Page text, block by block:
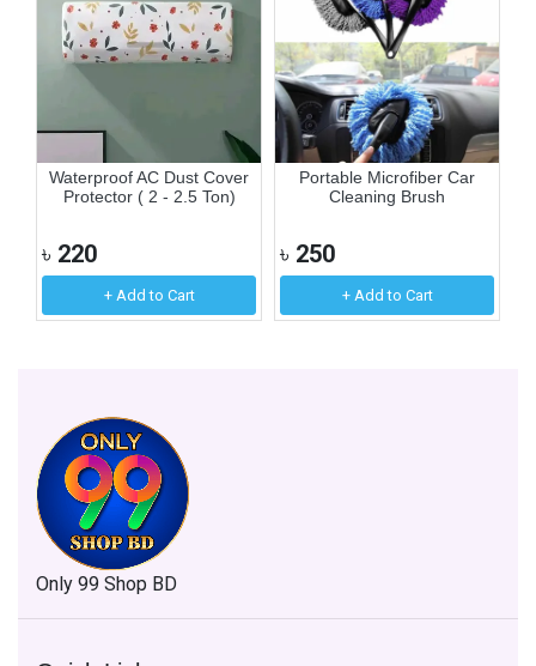
Waterproof AC Dust Cover
Protector ( 2 - 2.5 Ton)
৳ 220
+ Add to Cart
Portable Microfiber Car
Cleaning Brush
৳ 250
+ Add to Cart
Only 99 Shop BD